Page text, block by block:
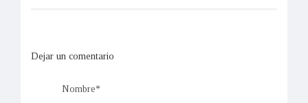
Dejar un comentario
Nombre*